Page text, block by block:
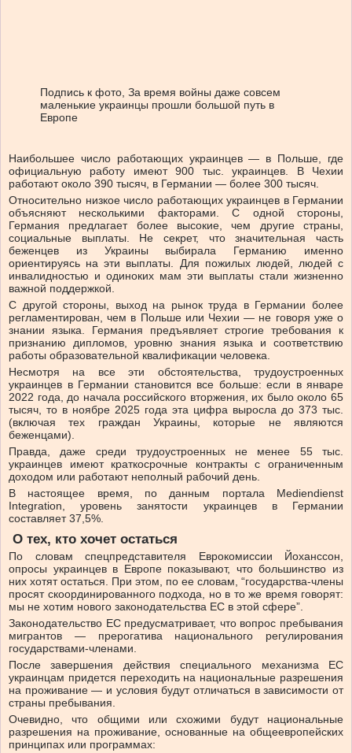
Подпись к фото, За время войны даже совсем
маленькие украинцы прошли большой путь в
Европе
Наибольшее число работающих украинцев — в Польше, где
официальную работу имеют 900 тыс. украинцев. В Чехии
работают около 390 тысяч, в Германии — более 300 тысяч.
Относительно низкое число работающих украинцев в Германии
объясняют несколькими факторами. С одной стороны,
Германия предлагает более высокие, чем другие страны,
социальные выплаты. Не секрет, что значительная часть
беженцев из Украины выбирала Германию именно
ориентируясь на эти выплаты. Для пожилых людей, людей с
инвалидностью и одиноких мам эти выплаты стали жизненно
важной поддержкой.
С другой стороны, выход на рынок труда в Германии более
регламентирован, чем в Польше или Чехии — не говоря уже о
знании языка. Германия предъявляет строгие требования к
признанию дипломов, уровню знания языка и соответствию
работы образовательной квалификации человека.
Несмотря на все эти обстоятельства, трудоустроенных
украинцев в Германии становится все больше: если в январе
2022 года, до начала российского вторжения, их было около 65
тысяч, то в ноябре 2025 года эта цифра выросла до 373 тыс.
(включая тех граждан Украины, которые не являются
беженцами).
Правда, даже среди трудоустроенных не менее 55 тыс.
украинцев имеют краткосрочные контракты с ограниченным
доходом или работают неполный рабочий день.
В настоящее время, по данным портала Mediendienst
Integration, уровень занятости украинцев в Германии
составляет 37,5%.
О тех, кто хочет остаться
По словам спецпредставителя Еврокомиссии Йоханссон,
опросы украинцев в Европе показывают, что большинство из
них хотят остаться. При этом, по ее словам, “государства-члены
просят скоординированного подхода, но в то же время говорят:
мы не хотим нового законодательства ЕС в этой сфере”.
Законодательство ЕС предусматривает, что вопрос пребывания
мигрантов — прерогатива национального регулирования
государствами-членами.
После завершения действия специального механизма ЕС
украинцам придется переходить на национальные разрешения
на проживание — и условия будут отличаться в зависимости от
страны пребывания.
Очевидно, что общими или схожими будут национальные
разрешения на проживание, основанные на общеевропейских
принципах или программах: